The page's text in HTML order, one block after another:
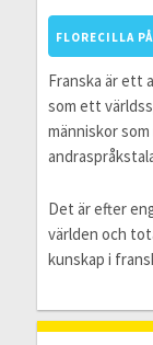
FLORECILLA
Franska är ett
som ett
människor
Det är efter
världen och
kunskap i